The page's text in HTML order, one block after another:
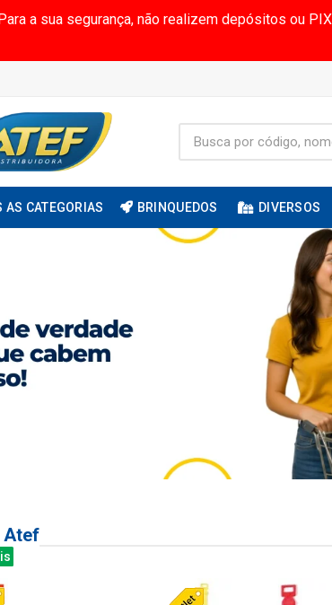
a sua segurança, não realizem depósitos ou
AS CATEGORIAS BRINQUEDOS DIVERSOS
Atef